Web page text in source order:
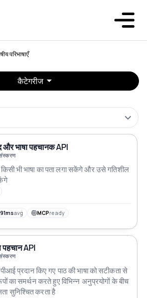
परिभाषाएँ
कैटेगरीज
भाषा पहचानक API
भी भाषा का पता लगा सकेंगे और उसे गतिशील
91msavg MCPready
पहचान API
प्रदान किए गए पाठ की भाषा को सटीकता से
का समर्थन करते हुए विभिन्न अनुप्रयोगों के बीच
सुनिश्चित करता है